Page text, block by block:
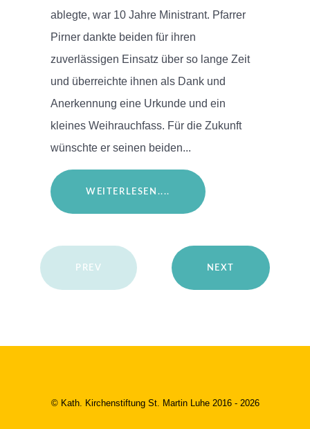
ablegte, war 10 Jahre Ministrant. Pfarrer
Pirner dankte beiden für ihren
zuverlässigen Einsatz über so lange Zeit
und überreichte ihnen als Dank und
Anerkennung eine Urkunde und ein
kleines Weihrauchfass. Für die Zukunft
wünschte er seinen beiden...
WEITERLESEN....
PREV NEXT
© Kath. Kirchenstiftung St. Martin Luhe 2016 - 2026